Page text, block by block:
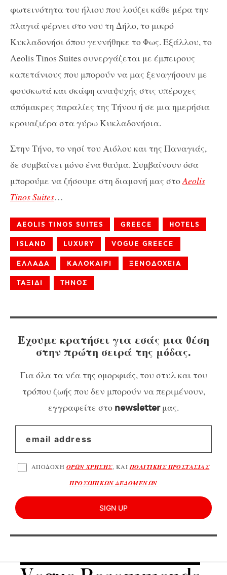
φωτεινότητα του ήλιου που λούζει κάθε μέρα την
πλαγιά φέρνει στο νου τη Δήλο, το μικρό
Κυκλαδονήσι όπου γεννήθηκε το Φως. Εξάλλου, το
Aeolis Tinos Suites συνεργάζεται με έμπειρους
καπετάνιους που μπορούν να μας ξεναγήσουν με
φουσκωτά και σκάφη αναψυχής στις υπέροχες
απόμακρες παραλίες της Τήνου ή σε μια ημερήσια
κρουαζιέρα στα γύρω Κυκλαδονήσια.
Στην Τήνο, το νησί του Αιόλου και της Παναγιάς,
δε συμβαίνει μόνο ένα θαύμα. Συμβαίνουν όσα
μπορούμε να ζήσουμε στη διαμονή μας στοAeolis
Tinos Suites…
AEOLIS TINOS SUITES GREECE HOTELS
ISLAND LUXURY VOGUE GREECE
ΕΛΛΑΔΑ ΚΑΛΟΚΑΙΡΙ ΞΕΝΟΔΟΧΕΙΑ
ΤΑΞΙΔΙ ΤΗΝΟΣ
Έχουμε κρατήσει για εσάς μια θέση
στην πρώτη σειρά της μόδας.
Για όλα τα νέα της ομορφιάς, του στυλ και του
τρόπου ζωής που δεν μπορούν να περιμένουν,
εγγραφείτε στο newsletterμας.
ΑΠΟΔΟΧΗ ΟΡΩΝ ΧΡΗΣΗΣ, ΚΑΙΠΟΛΙΤΙΚΗΣ ΠΡΟΣΤΑΣΙΑΣ
ΠΡΟΣΩΠΙΚΩΝ ΔΕΔΟΜΕΝΩΝ
SIGN UP